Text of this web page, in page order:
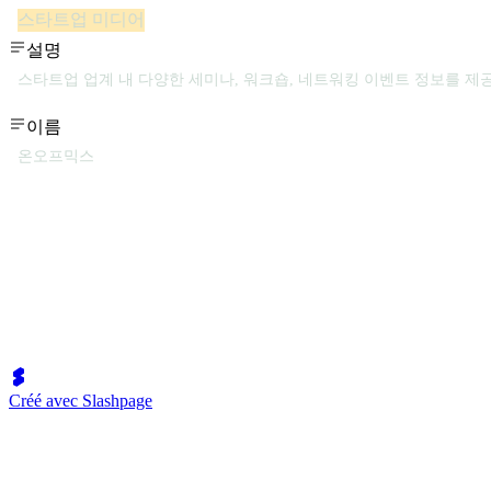
스타트업 미디어
설명
스타트업 업계 내 다양한 세미나, 워크숍, 네트워킹 이벤트 정보를 제
이름
온오프믹스
Créé avec Slashpage